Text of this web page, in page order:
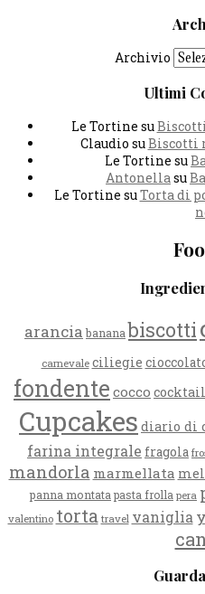
Archivio
Ultimi
Le Tortine su
Claudio suBiscotti
Le Tortine su
Antonellasu
Le Tortine suTorta di
arancia banana biscotti
carnevale ciliegie
fondente cocco cocktail
Cupcakes diario di
farina integrale fragola
mandorla marmellata
panna montata pasta frolla pera
valentino torta travel vaniglia